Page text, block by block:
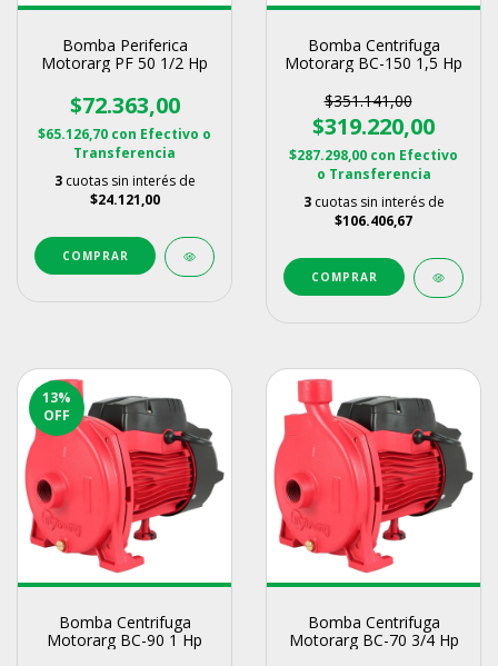
Bomba Periferica
Motorarg PF 50 1/2 Hp
$72.363,00
$65.126,70 con Efectivo o
Transferencia
3 cuotas sin interés de
$24.121,00
Bomba Centrifuga
Motorarg BC-150 1,5 Hp
$351.141,00
$319.220,00
$287.298,00 con Efectivo
o Transferencia
3 cuotas sin interés de
$106.406,67
13%
OFF
Bomba Centrifuga
Motorarg BC-90 1 Hp
Bomba Centrifuga
Motorarg BC-70 3/4 Hp